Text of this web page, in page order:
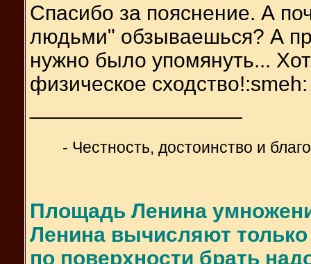
Спасибо за пояснение. А
людьми" обзываешься? А
нужно было упомянуть...
физическое сходство!:smeh:
- Честность, достоинство и
Площадь Ленина
Ленина вычисляют только
по поверхности брать